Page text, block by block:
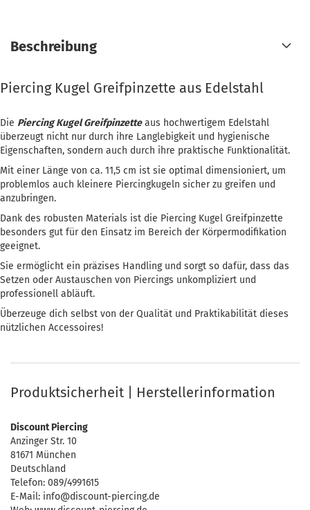
Beschreibung
Piercing Kugel Greifpinzette aus Edelstahl
Die Piercing Kugel Greifpinzetteaus hochwertigem Edelstahl
überzeugt nicht nur durch ihre Langlebigkeit und hygienische
Eigenschaften, sondern auch durch ihre praktische Funktionalität.
Mit einer Länge von ca. 11,5 cm ist sie optimal dimensioniert, um
problemlos auch kleinere Piercingkugeln sicher zu greifen und
anzubringen.
Dank des robusten Materials ist die Piercing Kugel Greifpinzette
besonders gut für den Einsatz im Bereich der Körpermodifikation
geeignet.
Sie ermöglicht ein präzises Handling und sorgt so dafür, dass das
Setzen oder Austauschen von Piercings unkompliziert und
professionell abläuft.
Überzeuge dich selbst von der Qualität und Praktikabilität dieses
nützlichen Accessoires!
Produktsicherheit | Herstellerinformation
Discount Piercing
Anzinger Str. 10
81671 München
Deutschland
Telefon: 089/4991615
E-Mail: info@discount-piercing.de